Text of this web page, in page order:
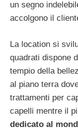
un segno
accolgono il
La location si
quadrati dispone
tempio della
al piano terra
trattamenti per
capelli mentre il
dedicato al